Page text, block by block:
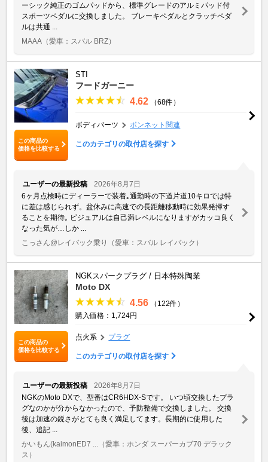
ーシック純正のゴムパッドから、標準グレードのアルミパッド付
スポーツペダルに交換しました。 ブレーキペダルとクラッチペダ
ルは共通 ...
MAAA （愛車：スバル BRZ）
この商品の
価格を比較する
STI
フードガーニー
4.62 （68件）
ボディパーツ ボンネット関連
このカテゴリの取付店を探す
ユーザーの最新投稿
2026年8月7日
6ヶ月点検時にディーラーで装着｡通勤時の下道片道10キロでは特
に差は感じられず。盆休みに高速での長距離移動時に効果発揮す
ることを期待｡ ビジュアルは自己満レベルになりますがカッコ良く
なった気が…しか ...
こっさん@レイバック乗り
（愛車：スバル レイバック）
この商品の
価格を比較する
NGKスパークプラグ / 日本特殊陶業
Moto DX
4.56
（122件）
購入価格：1,724円
点火系 プラグ
このカテゴリの取付店を探す
ユーザーの最新投稿
2026年8月7日
NGKのMoto DXで、型番はCR6HDX-Sです。 いつ頃交換したプラ
グなのかが分からなかったので、予防整備で交換しました。 交換
後は加速の鋭さがとても良く満足してます。長期的に使用した
後、追記 ...
かいもん(kaimonED7 ...
（愛車：ホンダ スーパーカブ70 デラック
ス）